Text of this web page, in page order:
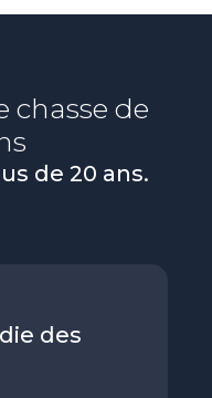
chasse de
de 20 ans.
des